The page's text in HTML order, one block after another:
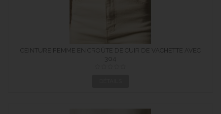
CEINTURE FEMME EN CROÛTE DE CUIR DE VACHETTE AVEC
BOUCLE...
304